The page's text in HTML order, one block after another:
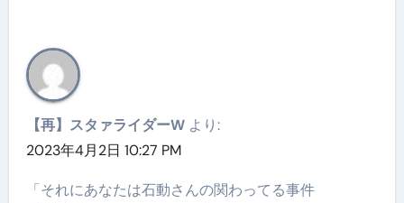
【再】スタァライダーW より:
2023年4月2日 10:27 PM
「それにあなたは石動さんの関わってる事件